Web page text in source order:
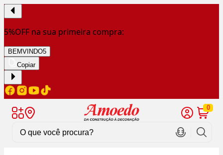
5%OFF na sua primeira compra:
BEMVINDO5
Copiar
0